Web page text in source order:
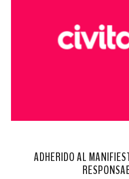
ADHERIDO AL